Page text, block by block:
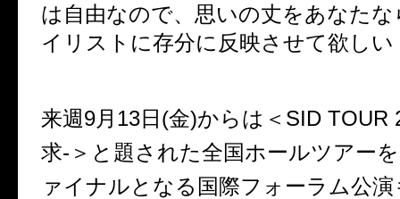
は自由なので、思いの丈をあなた
イリストに存分に反映させて欲しい
来週9月13日(金)からは＜SID TOUR
求-＞と題された全国ホールツアー
ァイナルとなる国際フォーラム公